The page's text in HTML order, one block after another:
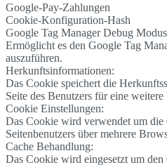
Google-Pay-Zahlungen
Cookie-Konfiguration-Hash
Google Tag Manager Debug
Ermöglicht es den Google Tag
auszuführen.
Herkunftsinformationen:
Das Cookie speichert die
Seite des Benutzers für eine
Cookie Einstellungen:
Das Cookie wird verwendet um die
Seitenbenutzers über mehrere
Cache Behandlung:
Das Cookie wird eingesetzt um